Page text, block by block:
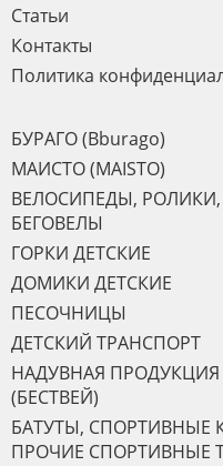
Статьи
Контакты
Политика
БУРАГО (Bburago)
МАИСТО (MAISTO)
ВЕЛОСИПЕДЫ,
БЕГОВЕЛЫ
ГОРКИ ДЕТСКИЕ
ДОМИКИ ДЕТСКИЕ
ПЕСОЧНИЦЫ
ДЕТСКИЙ ТРАНСПОРТ
НАДУВНАЯ ПРОДУКЦИЯ
(БЕСТВЕЙ)
БАТУТЫ, СПОРТИВНЫЕ
ПРОЧИЕ СПОРТИВНЫЕ